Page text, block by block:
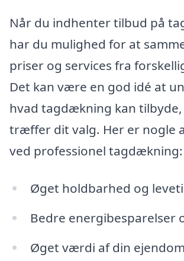
Når du indhenter tilbud på
har du mulighed for at
priser og services fra
Det kan være en god idé at
hvad tagdækning kan
træffer dit valg. Her er nogle
ved professionel tagdækning:
Øget holdbarhed og
Bedre energibesparelser
Øget værdi af din ejendom